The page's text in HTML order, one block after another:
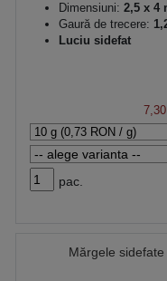
Dimensiuni: 2,5 x 4
Gaură de trecere:
Luciu sidefat
pac.
Mărgele